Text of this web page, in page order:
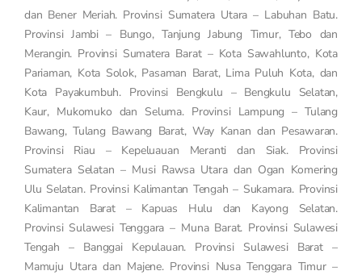
dan Bener Meriah. Provinsi Sumatera Utara – Labuhan Batu.
Provinsi Jambi – Bungo, Tanjung Jabung Timur, Tebo dan
Merangin. Provinsi Sumatera Barat – Kota Sawahlunto, Kota
Pariaman, Kota Solok, Pasaman Barat, Lima Puluh Kota, dan
Kota Payakumbuh. Provinsi Bengkulu – Bengkulu Selatan,
Kaur, Mukomuko dan Seluma. Provinsi Lampung – Tulang
Bawang, Tulang Bawang Barat, Way Kanan dan Pesawaran.
Provinsi Riau – Kepeluauan Meranti dan Siak. Provinsi
Sumatera Selatan – Musi Rawsa Utara dan Ogan Komering
Ulu Selatan. Provinsi Kalimantan Tengah – Sukamara. Provinsi
Kalimantan Barat – Kapuas Hulu dan Kayong Selatan.
Provinsi Sulawesi Tenggara – Muna Barat. Provinsi Sulawesi
Tengah – Banggai Kepulauan. Provinsi Sulawesi Barat –
Mamuju Utara dan Majene. Provinsi Nusa Tenggara Timur –